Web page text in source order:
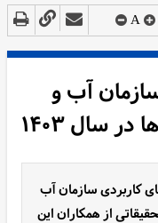
A
آب و
سال ۱۴۰۳
کاربردی سازمان آب
از همکاران این